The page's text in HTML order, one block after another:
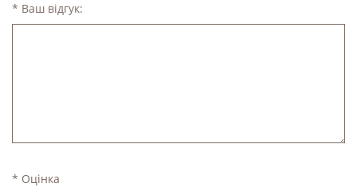
* Ваш відгук:
* Оцінка